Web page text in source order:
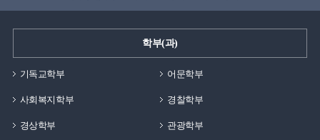
학부(과)
기독교학부 어문학부
사회복지학부 경찰학부
경상학부 관광학부